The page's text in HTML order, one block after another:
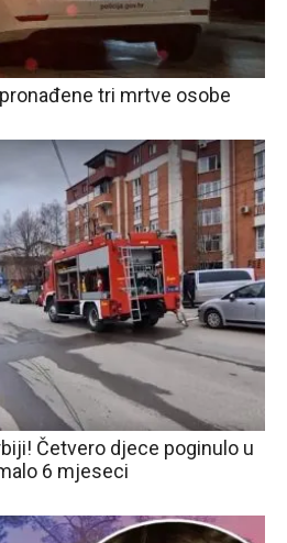
tri mrtve osobe
Četvero djece poginulo u
6 mjeseci